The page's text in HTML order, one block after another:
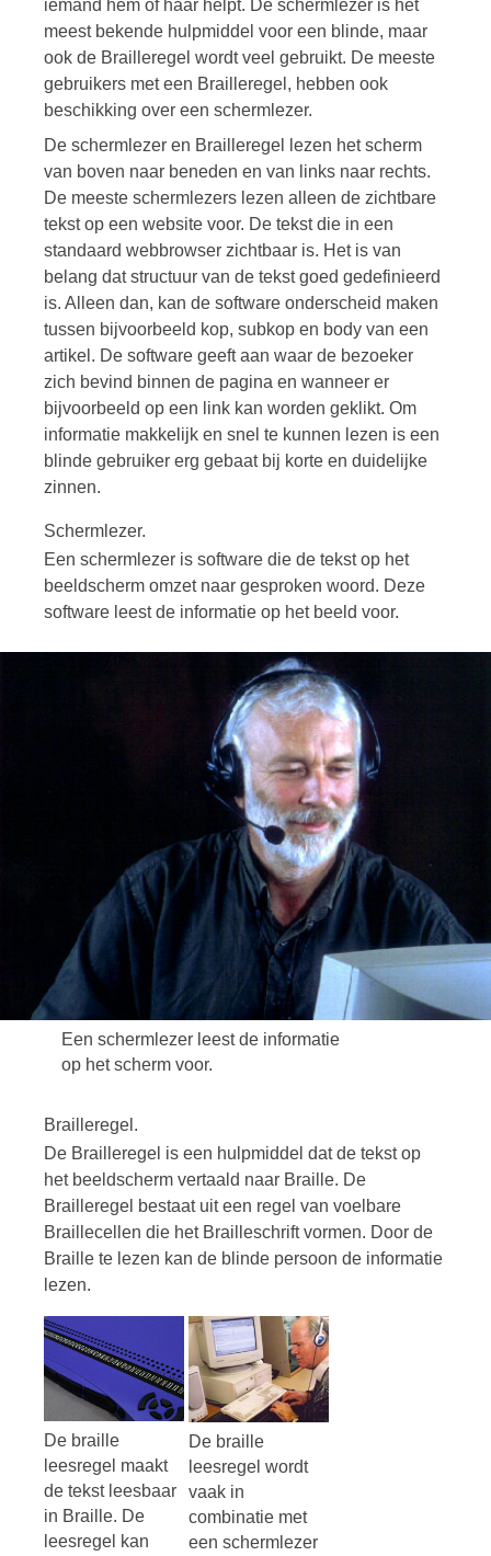
iemand hem of haar helpt. De schermlezer is het
meest bekende hulpmiddel voor een blinde, maar
ook de Brailleregel wordt veel gebruikt. De meeste
gebruikers met een Brailleregel, hebben ook
beschikking over een schermlezer.
De schermlezer en Brailleregel lezen het scherm
van boven naar beneden en van links naar rechts.
De meeste schermlezers lezen alleen de zichtbare
tekst op een website voor. De tekst die in een
standaard webbrowser zichtbaar is. Het is van
belang dat structuur van de tekst goed gedefinieerd
is. Alleen dan, kan de software onderscheid maken
tussen bijvoorbeeld kop, subkop en body van een
artikel. De software geeft aan waar de bezoeker
zich bevind binnen de pagina en wanneer er
bijvoorbeeld op een link kan worden geklikt. Om
informatie makkelijk en snel te kunnen lezen is een
blinde gebruiker erg gebaat bij korte en duidelijke
zinnen.
Schermlezer.
Een schermlezer is software die de tekst op het
beeldscherm omzet naar gesproken woord. Deze
software leest de informatie op het beeld voor.
Een schermlezer leest de informatie
op het scherm voor.
Brailleregel.
De Brailleregel is een hulpmiddel dat de tekst op
het beeldscherm vertaald naar Braille. De
Brailleregel bestaat uit een regel van voelbare
Braillecellen die het Brailleschrift vormen. Door de
Braille te lezen kan de blinde persoon de informatie
lezen.
De braille
leesregel maakt
de tekst leesbaar
in Braille. De
leesregel kan
De braille
leesregel wordt
vaak in
combinatie met
een schermlezer